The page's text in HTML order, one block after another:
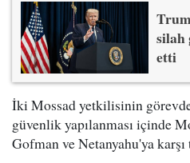
etti
İki Mossad yetkilisinin
güvenlik yapılanması içinde
Gofman ve Netanyahu'ya